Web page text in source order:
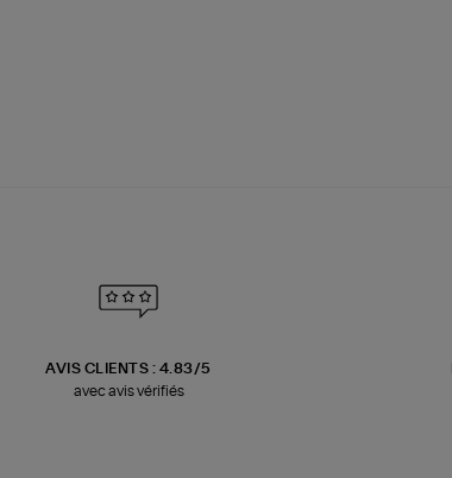
AVIS CLIENTS : 4.83/5
avec avis vérifiés